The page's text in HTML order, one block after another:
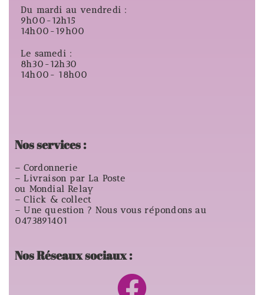
Du mardi au vendredi :
9h00-12h15
14h00-19h00
Le samedi :
8h30-12h30
14h00- 18h00
Nos services :
– Cordonnerie
– Livraison par La Poste
ou Mondial Relay
– Click & collect
– Une question ? Nous vous répondons au
0473891401
Nos Réseaux sociaux :